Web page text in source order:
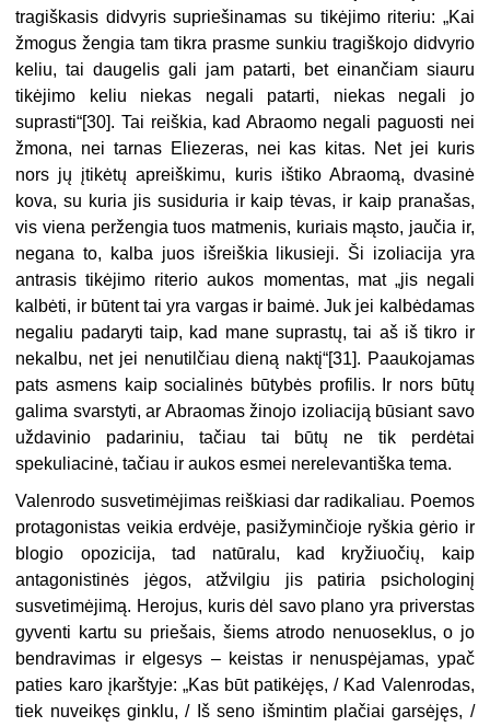
tragiškasis didvyris supriešinamas su tikėjimo riteriu: „Kai
žmogus žengia tam tikra prasme sunkiu tragiškojo didvyrio
keliu, tai daugelis gali jam patarti, bet einančiam siauru
tikėjimo keliu niekas negali patarti, niekas negali jo
suprasti“[30]. Tai reiškia, kad Abraomo negali paguosti nei
žmona, nei tarnas Eliezeras, nei kas kitas. Net jei kuris
nors jų įtikėtų apreiškimu, kuris ištiko Abraomą, dvasinė
kova, su kuria jis susiduria ir kaip tėvas, ir kaip pranašas,
vis viena peržengia tuos matmenis, kuriais mąsto, jaučia ir,
negana to, kalba juos išreiškia likusieji. Ši izoliacija yra
antrasis tikėjimo riterio aukos momentas, mat „jis negali
kalbėti, ir būtent tai yra vargas ir baimė. Juk jei kalbėdamas
negaliu padaryti taip, kad mane suprastų, tai aš iš tikro ir
nekalbu, net jei nenutilčiau dieną naktį“[31]. Paaukojamas
pats asmens kaip socialinės būtybės profilis. Ir nors būtų
galima svarstyti, ar Abraomas žinojo izoliaciją būsiant savo
uždavinio padariniu, tačiau tai būtų ne tik perdėtai
spekuliacinė, tačiau ir aukos esmei nerelevantiška tema.
Valenrodo susvetimėjimas reiškiasi dar radikaliau. Poemos
protagonistas veikia erdvėje, pasižyminčioje ryškia gėrio ir
blogio opozicija, tad natūralu, kad kryžiuočių, kaip
antagonistinės jėgos, atžvilgiu jis patiria psichologinį
susvetimėjimą. Herojus, kuris dėl savo plano yra priverstas
gyventi kartu su priešais, šiems atrodo nenuoseklus, o jo
bendravimas ir elgesys – keistas ir nenuspėjamas, ypač
paties karo įkarštyje: „Kas būt patikėjęs, / Kad Valenrodas,
tiek nuveikęs ginklu, / Iš seno išmintim plačiai garsėjęs, /